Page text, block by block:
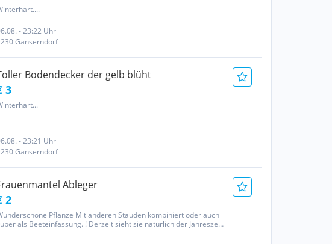
- 23:22 Uhr
Gänserndorf
Bodendecker der gelb blüht
3
- 23:21 Uhr
Gänserndorf
Ableger
2
Pflanze Mit anderen Stauden kompiniert oder auch
als Beeteinfassung. ! Derzeit sieht sie natürlich der Jahreszeit